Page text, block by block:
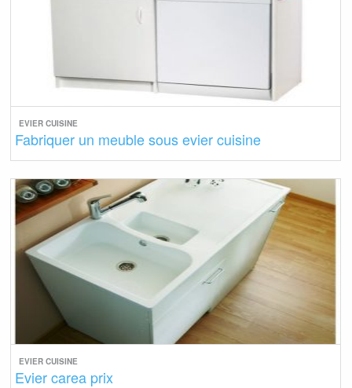
EVIER CUISINE
Fabriquer un meuble sous evier cuisine
EVIER CUISINE
Evier carea prix